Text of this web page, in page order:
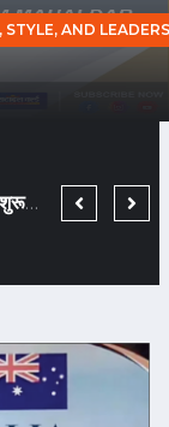
AND
कॉटन यार्न में गिरावट शुरू हुई तो फि लामेंट यार्न हो गया टाइट